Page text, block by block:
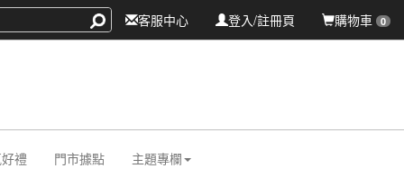
購物車 0
登入/註冊頁
客服中心
禮 門市據點 主題專欄